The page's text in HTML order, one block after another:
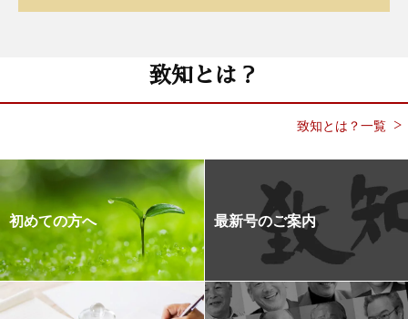
致知とは？
致知とは？一覧
初めての方へ 最新号のご案内